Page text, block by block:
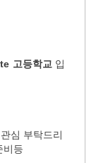
고등학교 입
심 부탁드리
비등